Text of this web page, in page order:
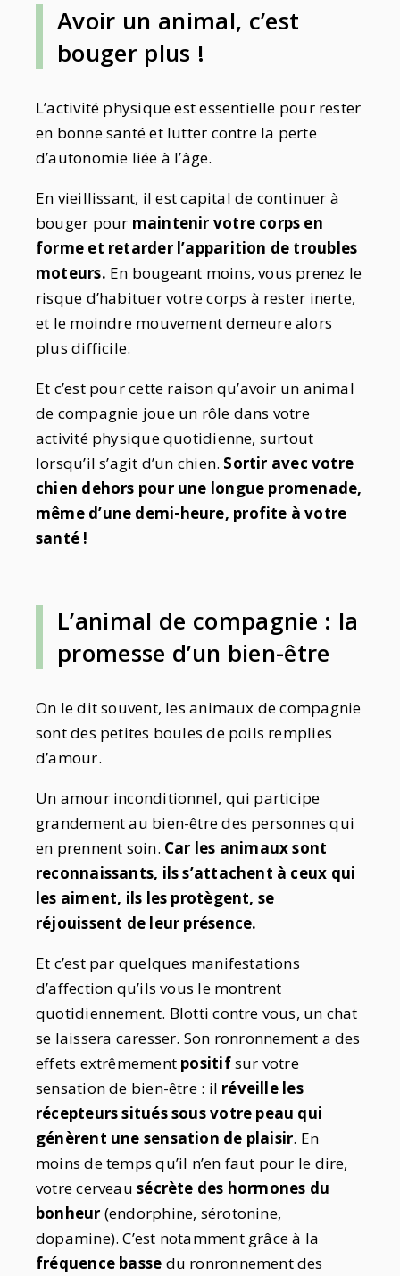
Avoir un animal, c’est
bouger plus !
L’activité physique est essentielle pour rester
en bonne santé et lutter contre la perte
d’autonomie liée à l’âge.
En vieillissant, il est capital de continuer à
bouger pour maintenir votre corps en
forme et retarder l’apparition de troubles
moteurs. En bougeant moins, vous prenez le
risque d’habituer votre corps à rester inerte,
et le moindre mouvement demeure alors
plus difficile.
Et c’est pour cette raison qu’avoir un animal
de compagnie joue un rôle dans votre
activité physique quotidienne, surtout
lorsqu’il s’agit d’un chien. Sortir avec votre
chien dehors pour une longue promenade,
même d’une demi-heure, profite à votre
santé !
L’animal de compagnie : la
promesse d’un bien-être
On le dit souvent, les animaux de compagnie
sont des petites boules de poils remplies
d’amour.
Un amour inconditionnel, qui participe
grandement au bien-être des personnes qui
en prennent soin. Car les animaux sont
reconnaissants, ils s’attachent à ceux qui
les aiment, ils les protègent, se
réjouissent de leur présence.
Et c’est par quelques manifestations
d’affection qu’ils vous le montrent
quotidiennement. Blotti contre vous, un chat
se laissera caresser. Son ronronnement a des
effets extrêmement positifsur votre
sensation de bien-être : il réveille les
récepteurs situés sous votre peau qui
génèrent une sensation de plaisir. En
moins de temps qu’il n’en faut pour le dire,
votre cerveausécrète des hormones du
bonheur (endorphine, sérotonine,
dopamine). C’est notamment grâce à la
fréquence basse du ronronnement des